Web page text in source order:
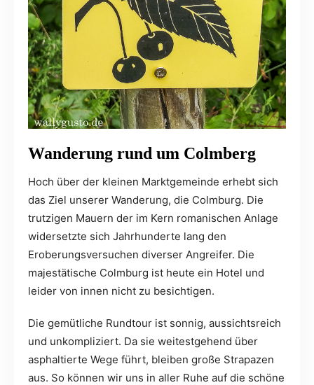
Wanderung rund um Colmberg
Hoch über der kleinen Marktgemeinde erhebt sich
das Ziel unserer Wanderung, die Colmburg. Die
trutzigen Mauern der im Kern romanischen Anlage
widersetzte sich Jahrhunderte lang den
Eroberungsversuchen diverser Angreifer. Die
majestätische Colmburg ist heute ein Hotel und
leider von innen nicht zu besichtigen.
Die gemütliche Rundtour ist sonnig, aussichtsreich
und unkompliziert. Da sie weitestgehend über
asphaltierte Wege führt, bleiben große Strapazen
aus. So können wir uns in aller Ruhe auf die schöne